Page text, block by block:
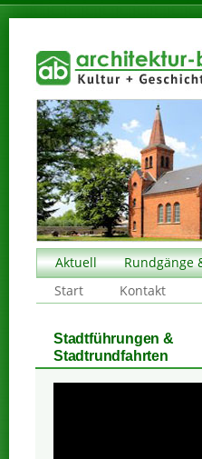
Aktuell Rundgänge
Start
Kontakt
Stadtführungen &
Stadtrundfahrten